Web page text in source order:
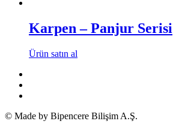
Karpen – Panjur Serisi
Ürün satın al
© Made by Bipencere Bilişim A.Ş.